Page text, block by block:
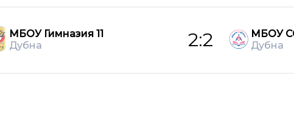
МБОУ Гимназия 11
Дубна
2:2
МБОУ
Дубна